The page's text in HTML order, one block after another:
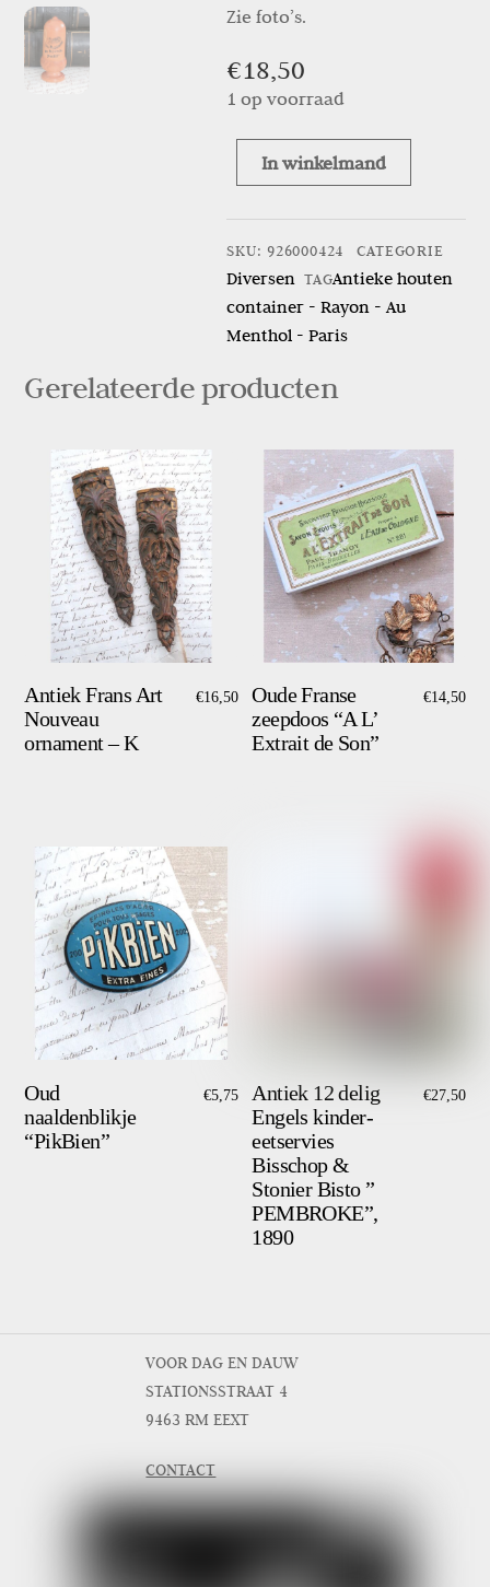
Zie foto’s.
€18,50
1 op voorraad
Antieke
–
Rayon
–
Au
Menthol
–
aantal
In winkelmand
SKU: 926000424 CATEGORIE
Diversen TAGAntieke houten
container - Rayon - Au
Menthol - Paris
Gerelateerde producten
Antiek Frans Art
Nouveau
ornament – K
€16,50
Oude Franse
zeepdoos “A L’
Extrait de Son”
€14,50
Oud
naaldenblikje
“PikBien”
€5,75
Antiek 12 delig
Engels kinder-
eetservies
Bisschop &
Stonier Bisto ”
PEMBROKE”,
1890
€27,50
VOOR DAG EN DAUW
STATIONSSTRAAT 4
9463 RM EEXT
CONTACT